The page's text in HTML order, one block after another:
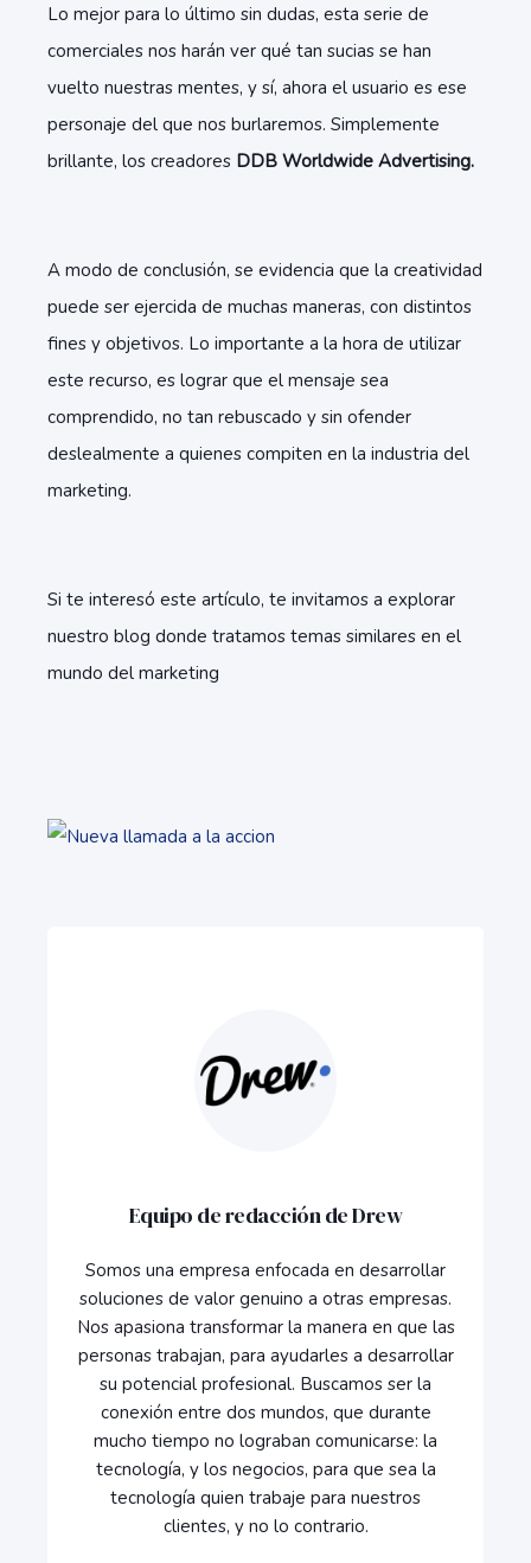
Lo mejor para lo último sin dudas, esta serie de
comerciales nos harán ver qué tan sucias se han
vuelto nuestras mentes, y sí, ahora el usuario es ese
personaje del que nos burlaremos. Simplemente
brillante, los creadores DDB Worldwide Advertising.
A modo de conclusión, se evidencia que la creatividad
puede ser ejercida de muchas maneras, con distintos
fines y objetivos. Lo importante a la hora de utilizar
este recurso, es lograr que el mensaje sea
comprendido, no tan rebuscado y sin ofender
deslealmente a quienes compiten en la industria del
marketing.
Si te interesó este artículo, te invitamos a explorar
nuestro blog donde tratamos temas similares en el
mundo del marketing
Equipo de redacción de Drew
Somos una empresa enfocada en desarrollar
soluciones de valor genuino a otras empresas.
Nos apasiona transformar la manera en que las
personas trabajan, para ayudarles a desarrollar
su potencial profesional. Buscamos ser la
conexión entre dos mundos, que durante
mucho tiempo no lograban comunicarse: la
tecnología, y los negocios, para que sea la
tecnología quien trabaje para nuestros
clientes, y no lo contrario.